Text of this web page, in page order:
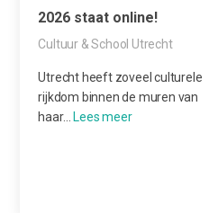
2026 staat online!
Cultuur & School Utrecht
Utrecht heeft zoveel culturele
rijkdom binnen de muren van
haar…